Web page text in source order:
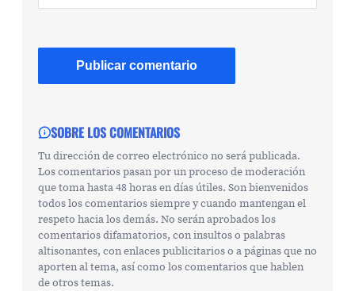
SOBRE LOS COMENTARIOS
Tu dirección de correo electrónico no será publicada.
Los comentarios pasan por un proceso de moderación
que toma hasta 48 horas en días útiles. Son bienvenidos
todos los comentarios siempre y cuando mantengan el
respeto hacia los demás. No serán aprobados los
comentarios difamatorios, con insultos o palabras
altisonantes, con enlaces publicitarios o a páginas que no
aporten al tema, así como los comentarios que hablen
de otros temas.